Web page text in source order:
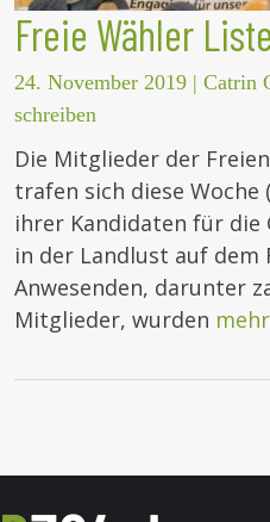
Freie Wähler
24. November 2019 | Catrin
schreiben
Die Mitglieder der
trafen sich diese Woche
ihrer Kandidaten für die
in der Landlust auf dem
Anwesenden, darunter
Mitglieder, wurden